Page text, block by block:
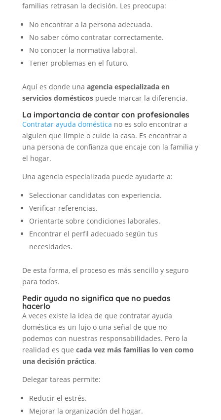
familias retrasan la decisión. Les preocupa:
No encontrar a la persona adecuada.
No saber cómo contratar correctamente.
No conocer la normativa laboral.
Tener problemas en el futuro.
Aquí es donde una agencia especializada en
servicios domésticospuede marcar la diferencia.
La importancia de contar con profesionales
Contratar ayuda doméstica no es solo encontrar a
alguien que limpie o cuide la casa. Es encontrar a
una persona de confianza que encaje con la familia y
el hogar.
Una agencia especializada puede ayudarte a:
Seleccionar candidatas con experiencia.
Verificar referencias.
Orientarte sobre condiciones laborales.
Encontrar el perfil adecuado según tus
necesidades.
De esta forma, el proceso es más sencillo y seguro
para todos.
Pedir ayuda no significa que no puedas
hacerlo
A veces existe la idea de que contratar ayuda
doméstica es un lujo o una señal de que no
podemos con nuestras responsabilidades. Pero la
realidad es que cada vez más familias lo ven como
una decisión práctica.
Delegar tareas permite:
Reducir el estrés.
Mejorar la organización del hogar.